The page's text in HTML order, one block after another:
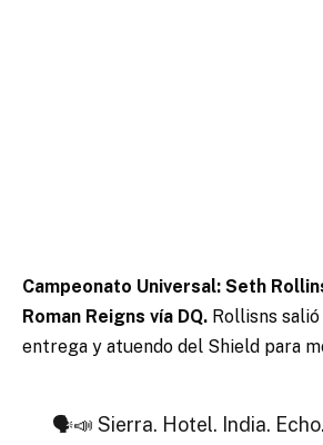
Campeonato Universal: Seth
Roman Reigns vía DQ. Rollisns
entrega y atuendo del Shield para
🗣📣 Sierra. Hotel. India.